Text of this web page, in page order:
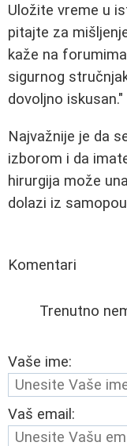
Uložite vreme u
pitajte za
kaže na
sigurnog
dovoljno iskusan."
Najvažnije je da
izborom i da
hirurgija može
dolazi iz
Komentari
Trenutno
Vaše ime:
Vaš email: